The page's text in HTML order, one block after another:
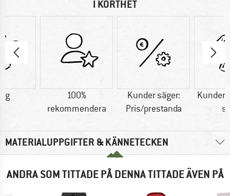
I KORTHET
g
100%
rekommendera
Kunder säger:
Pris/prestanda
Kunder
MATERIALUPPGIFTER & KÄNNETECKEN
ANDRA SOM TITTADE PÅ DENNA TITTADE ÄVEN PÅ